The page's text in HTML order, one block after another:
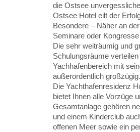
die Ostsee
Ostsee Hotel eilt der
Besondere – Näher an
Seminare oder
Die sehr weiträumig und
Schulungsräume
Yachhafenbereich mit
außerordentlich großzügig.
Die Yachthafenresidenz
bietet Ihnen alle Vorzüge
Gesamtanlage gehören
und einem Kinderclub
offenen Meer sowie ein